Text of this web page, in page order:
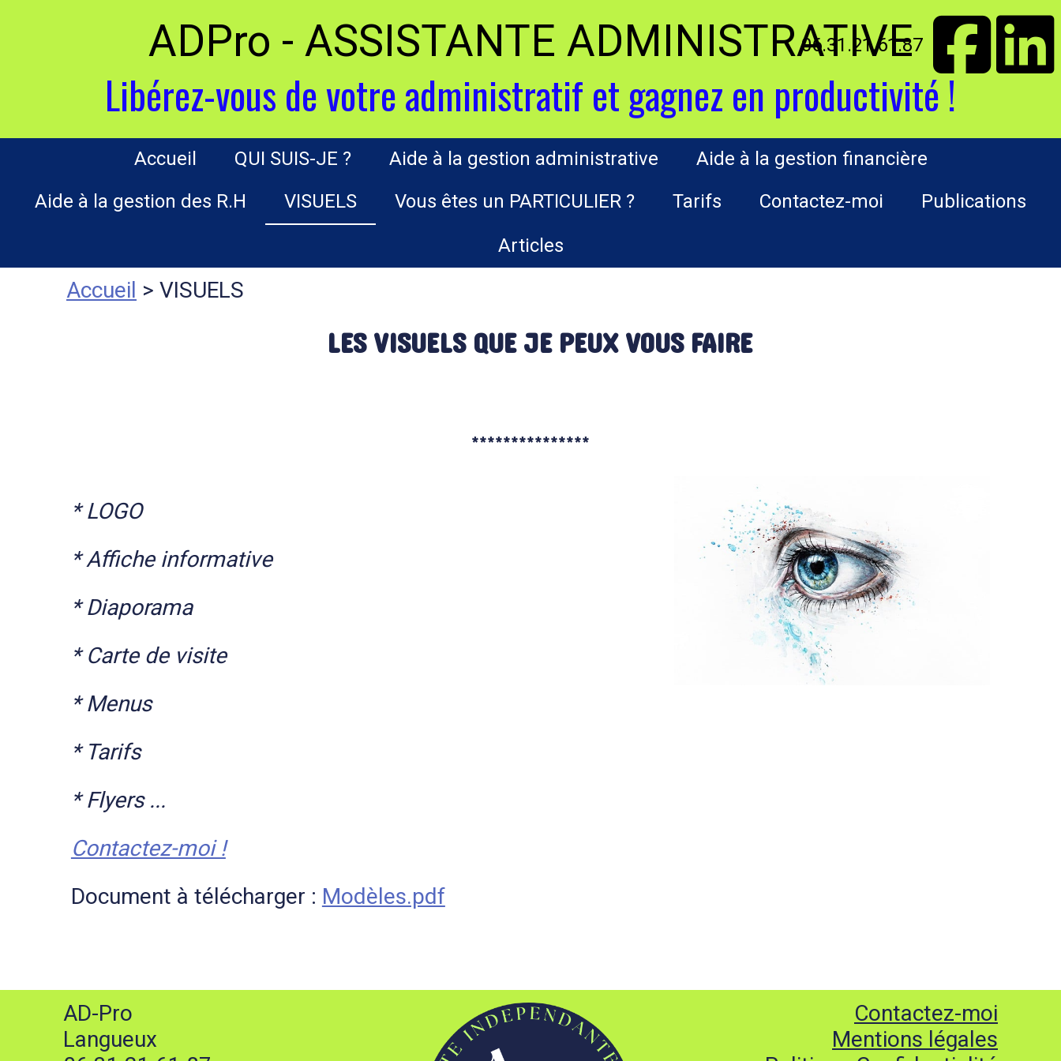
06.31.21.61.87
ADPro - ASSISTANTE ADMINISTRATIVE
Libérez-vous de votre administratif et gagnez en productivité !
Accueil QUI SUIS-JE ? Aide à la gestion administrative
Aide à la gestion financière
Aide à la gestion des R.H
VISUELS Vous êtes un PARTICULIER ? Tarifs Contactez-moi
Publications
Articles
Accueil > VISUELS
LES VISUELS QUE JE PEUX VOUS FAIRE
***************
* LOGO
* Affiche informative
* Diaporama
* Carte de visite
* Menus
* Tarifs
* Flyers ...
Contactez-moi !
Document à télécharger : Modèles.pdf
AD-Pro
Langueux
Contactez-moi
Mentions légales